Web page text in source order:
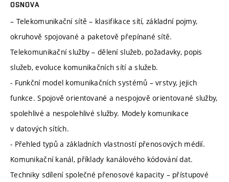
OSNOVA
– Telekomunikační sítě – klasifikace sítí, základní pojmy,
okruhově spojované a paketově přepínané sítě.
Telekomunikační služby – dělení služeb, požadavky, popis
služeb, evoluce komunikačních sítí a služeb.
- Funkční model komunikačních systémů – vrstvy, jejich
funkce. Spojově orientované a nespojově orientované služby,
spolehlivé a nespolehlivé služby. Modely komunikace
v datových sítích.
- Přehled typů a základních vlastností přenosových médií.
Komunikační kanál, příklady kanálového kódování dat.
Techniky sdílení společné přenosové kapacity – přístupové